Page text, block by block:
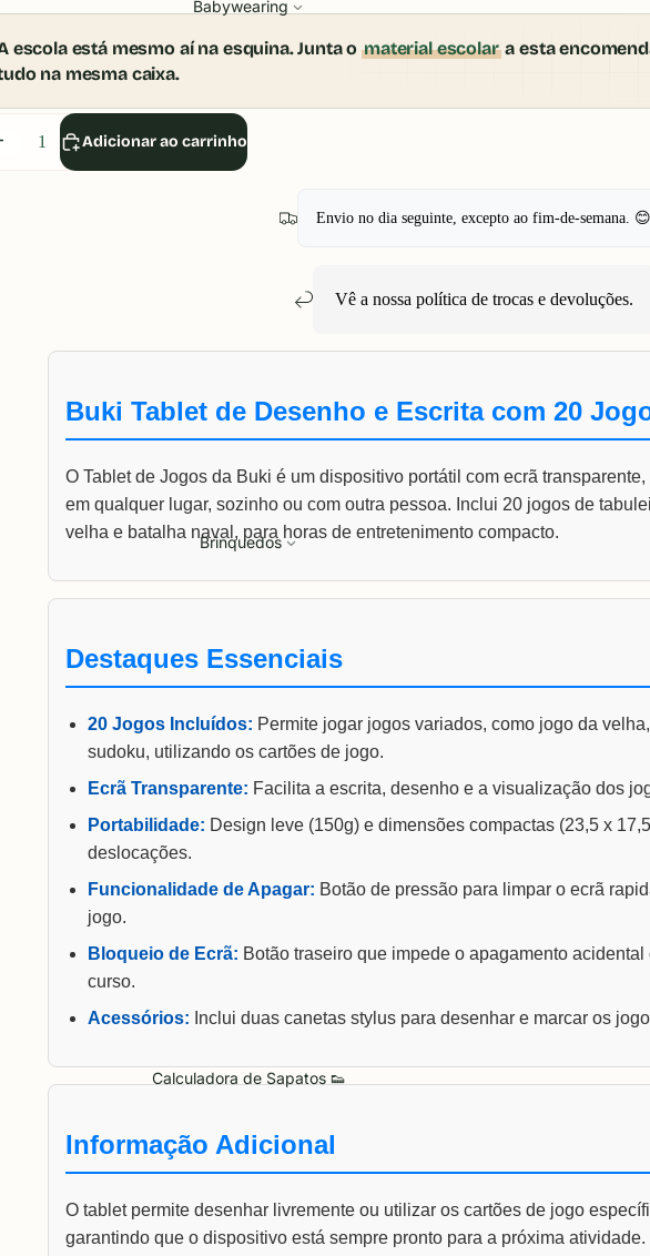
Babywearing
Brinquedos
Calculadora de Sapatos 👟
Aumentar
escola está mesmo aí na esquina. Junta omaterial escolara esta
na mesma caixa.
Adicionar ao carrinho
Envio no dia seguinte, excepto ao fim-de-semana. 😊
Vê a nossa política de trocas e devoluções.
Buki Tablet de Desenho e Escrita com 20
O Tablet de Jogos da Buki é um dispositivo portátil com ecrã
em qualquer lugar, sozinho ou com outra pessoa. Inclui 20 jogos de
velha e batalha naval, para horas de entretenimento compacto.
Destaques Essenciais
20 Jogos Incluídos: Permite jogar jogos variados, como jogo da
sudoku, utilizando os cartões de jogo.
Ecrã Transparente: Facilita a escrita, desenho e a visualização dos
Portabilidade: Design leve (150g) e dimensões compactas (23,5 x
deslocações.
Funcionalidade de Apagar: Botão de pressão para limpar o ecrã
jogo.
Bloqueio de Ecrã: Botão traseiro que impede o apagamento
curso.
Acessórios: Inclui duas canetas stylus para desenhar e marcar os
Informação Adicional
O tablet permite desenhar livremente ou utilizar os cartões de jogo
garantindo que o dispositivo está sempre pronto para a próxima atividade.